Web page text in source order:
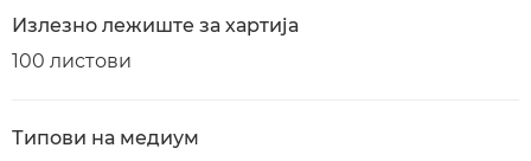
Излезно лежиште за хартија
100 листови
Типови на медиум